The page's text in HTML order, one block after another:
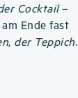
Cocktail–
am Ende fast
, der Teppich.